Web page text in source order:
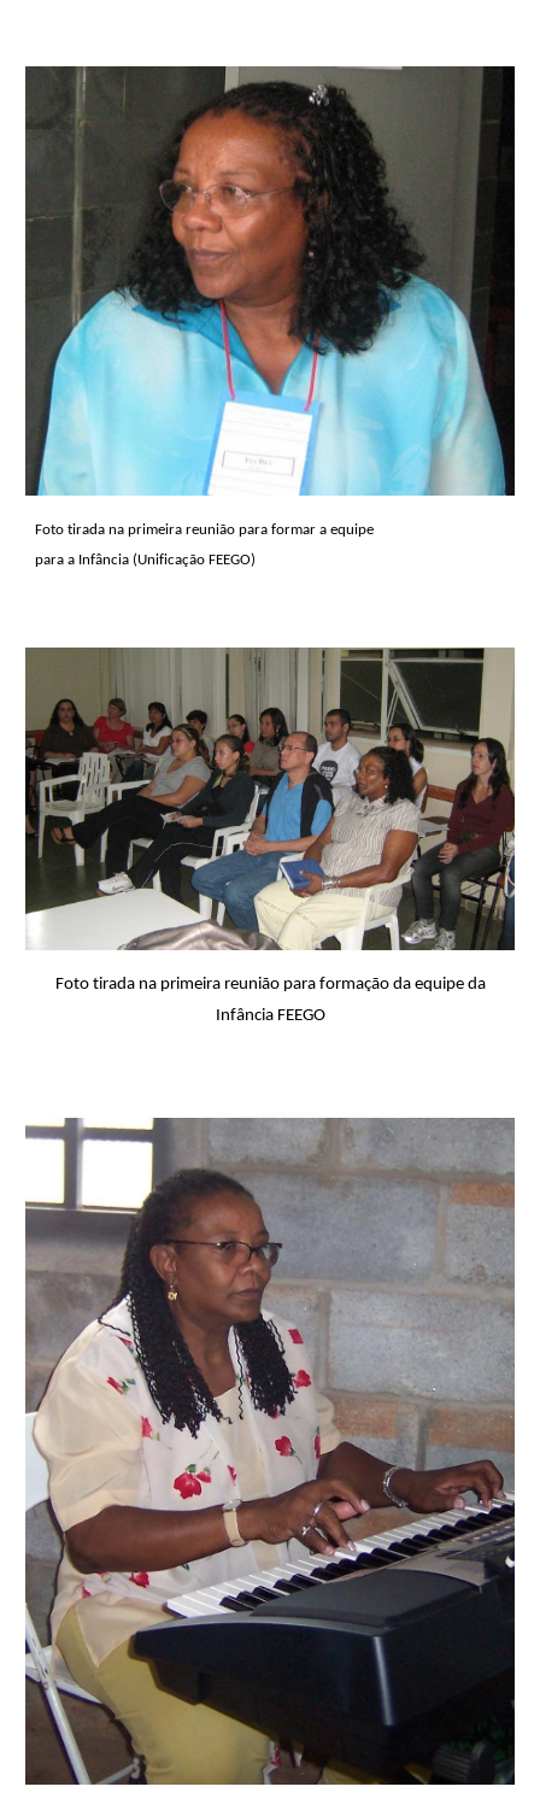
Foto tirada na primeira reunião para formar a equipe
para a Infância (Unificação FEEGO)
Foto tirada na primeira reunião para formação da equipe da
Infância FEEGO